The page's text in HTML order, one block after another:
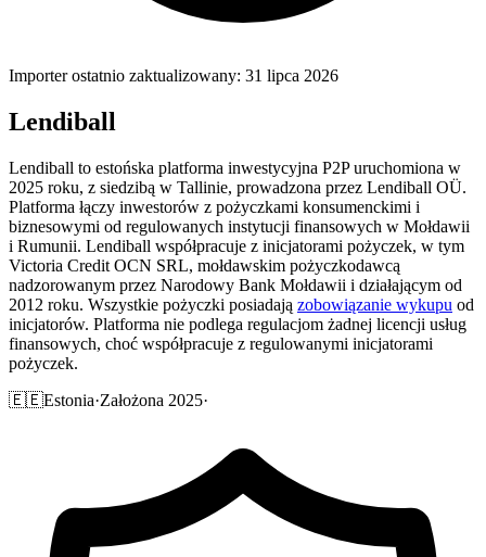
Importer ostatnio zaktualizowany: 31 lipca 2026
Lendiball
Lendiball to estońska platforma inwestycyjna P2P uruchomiona w
2025 roku, z siedzibą w Tallinie, prowadzona przez Lendiball OÜ.
Platforma łączy inwestorów z pożyczkami konsumenckimi i
biznesowymi od regulowanych instytucji finansowych w Mołdawii
i Rumunii. Lendiball współpracuje z inicjatorami pożyczek, w tym
Victoria Credit OCN SRL, mołdawskim pożyczkodawcą
nadzorowanym przez Narodowy Bank Mołdawii i działającym od
2012 roku. Wszystkie pożyczki posiadają zobowiązanie wykupu od
inicjatorów. Platforma nie podlega regulacjom żadnej licencji usług
finansowych, choć współpracuje z regulowanymi inicjatorami
pożyczek.
🇪🇪Estonia·Założona 2025·